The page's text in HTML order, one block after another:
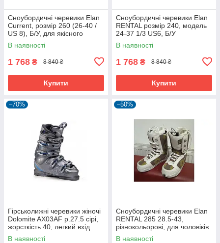
Сноубордичні черевики Elan
Current, розмір 260 (26-40 /
US 8), Б/У, для якісного
катання.
В наявності
1 768 ₴ 8 840 ₴
Купити
Сноубордичні черевики Elan
RENTAL розмір 240, модель
24-37 1/3 US6, Б/У
В наявності
1 768 ₴ 8 840 ₴
Купити
–70%
Гірськолижні черевики жіночі
Dolomite AX03AF р.27.5 сірі,
жорсткість 40, легкий вхід
In2Fit
В наявності
–50%
Сноубордичні черевики Elan
RENTAL 285 28.5-43,
різнокольорові, для чоловіків
та жінок
В наявності